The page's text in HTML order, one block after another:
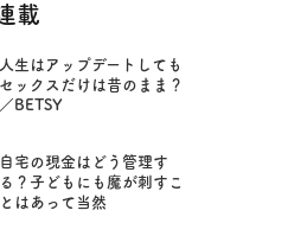
載
人生はアップデートしても
セックスだけは昔のまま？
／BETSY
自宅の現金はどう管理す
る？子どもにも魔が刺すこ
とはあって当然